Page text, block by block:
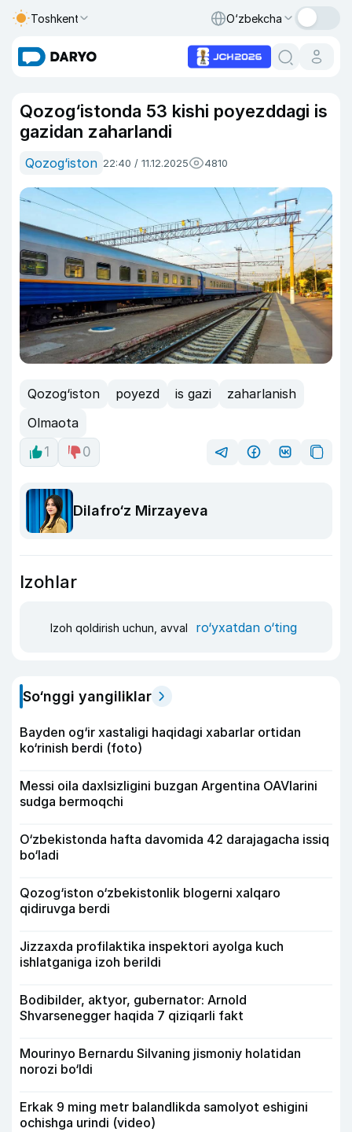
Toshkent O‘zbekcha
Qozog‘istonda 53 kishi poyezddagi is
gazidan zaharlandi
Qozog‘iston 22:40 / 11.12.2025 4810
Qozog‘iston poyezd is gazi
zaharlanish
Olmaota
1
0
Dilafro‘z Mirzayeva
Izohlar
Izoh qoldirish uchun, avval ro‘yxatdan o‘ting
So‘nggi yangiliklar
Bayden og‘ir xastaligi haqidagi xabarlar ortidan
ko‘rinish berdi (foto)
Messi oila daxlsizligini buzgan Argentina OAVlarini
sudga bermoqchi
O‘zbekistonda hafta davomida 42 darajagacha issiq
bo‘ladi
Qozog‘iston o‘zbekistonlik blogerni xalqaro
qidiruvga berdi
Jizzaxda profilaktika inspektori ayolga kuch
ishlatganiga izoh berildi
Bodibilder, aktyor, gubernator: Arnold
Shvarsenegger haqida 7 qiziqarli fakt
Mourinyo Bernardu Silvaning jismoniy holatidan
norozi bo‘ldi
Erkak 9 ming metr balandlikda samolyot eshigini
ochishga urindi (video)